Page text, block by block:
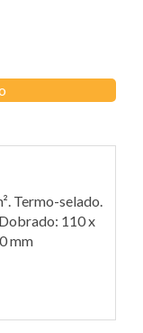
Termo-selado.
110 x
mm